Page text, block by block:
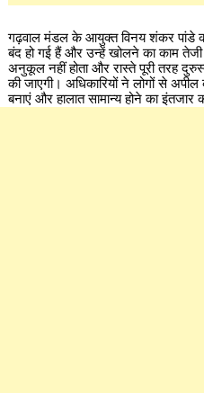
गढ़वाल मंडल के आयुक्त विनय शंकर पांडे
बंद हो गई हैं और उन्हें खोलने का काम
अनुकूल नहीं होता और रास्ते पूरी तरह
की जाएगी। अधिकारियों ने लोगों से
बनाएं और हालात सामान्य होने का इंतजार